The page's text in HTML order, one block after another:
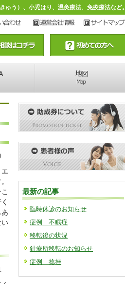
う）、小児はり、温灸療法、免疫療法など。
い
最新の記事
臨時休診のお知らせ
症例 不眠症
移転後の状況
針療所移転のお知らせ
症例 捻挫